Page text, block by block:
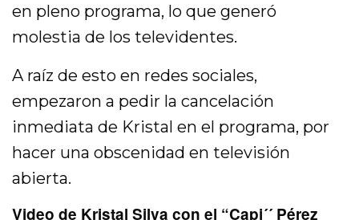
en pleno programa, lo que generó
molestia de los televidentes.
A raíz de esto en redes sociales,
empezaron a pedir la cancelación
inmediata de Kristal en el programa, por
hacer una obscenidad en televisión
abierta.
Video de Kristal Silva con el “Capi´´ Pérez